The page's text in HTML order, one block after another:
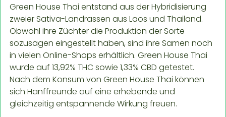
Green House Thai entstand aus der Hybridisierung
zweier Sativa-Landrassen aus Laos und Thailand.
Obwohl ihre Züchter die Produktion der Sorte
sozusagen eingestellt haben, sind ihre Samen noch
in vielen Online-Shops erhältlich. Green House Thai
wurde auf 13,92% THC sowie 1,33% CBD getestet.
Nach dem Konsum von Green House Thai können
sich Hanffreunde auf eine erhebende und
gleichzeitig entspannende Wirkung freuen.